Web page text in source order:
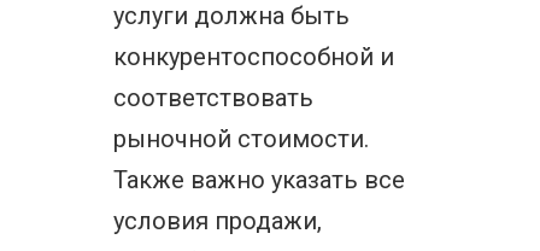
услуги должна быть
конкурентоспособной и
соответствовать
рыночной стоимости.
Также важно указать все
условия продажи,